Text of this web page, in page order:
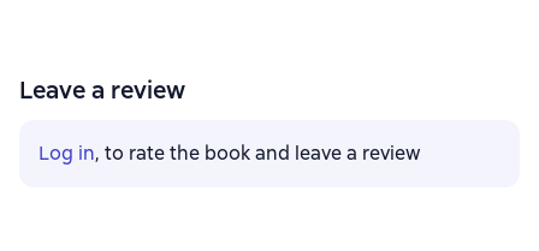
Leave a review
Log in, to rate the book and leave a review